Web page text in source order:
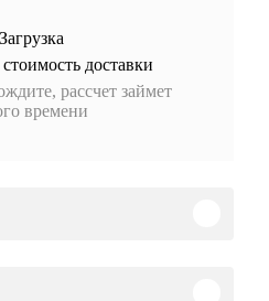
доставки
рассчет займет
времени